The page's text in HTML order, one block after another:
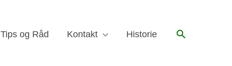
Tips og Råd Kontakt Historie Søk